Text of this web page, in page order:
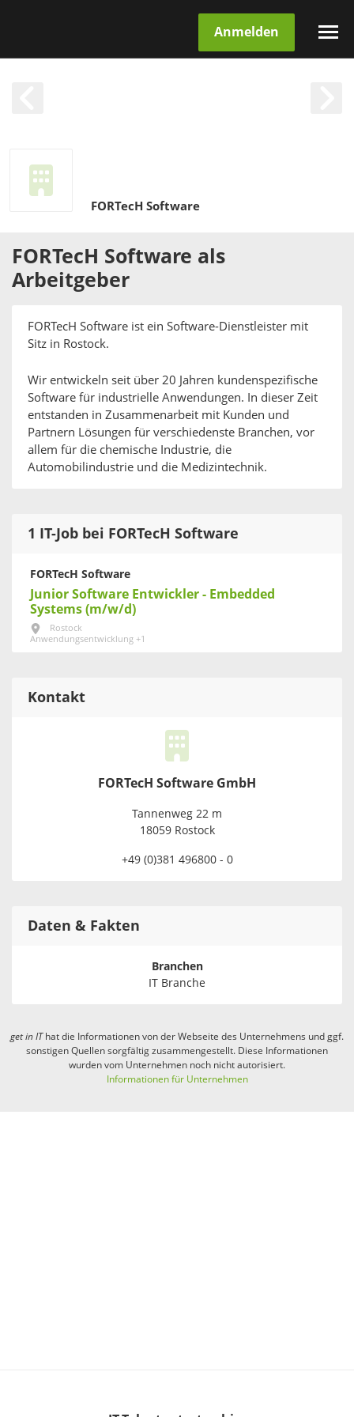
Anmelden
FORTecH Software
FORTecH Software als
Arbeitgeber
FORTecH Software ist ein Software-Dienstleister mit
Sitz in Rostock.
Wir entwickeln seit über 20 Jahren kundenspezifische
Software für industrielle Anwendungen. In dieser Zeit
entstanden in Zusammenarbeit mit Kunden und
Partnern Lösungen für verschiedenste Branchen, vor
allem für die chemische Industrie, die
Automobilindustrie und die Medizintechnik.
1 IT-Job bei FORTecH Software
FORTecH Software
Junior Software Entwickler - Embedded
Systems (m/w/d)
Rostock
Anwendungsentwicklung +1
Kontakt
FORTecH Software GmbH
Tannenweg 22 m
18059 Rostock
+49 (0)381 496800 - 0
Daten & Fakten
Branchen
IT Branche
get in IThat die Informationen von der Webseite des Unternehmens und ggf.
sonstigen Quellen sorgfältig zusammengestellt. Diese Informationen
wurden vom Unternehmen noch nicht autorisiert.
Informationen für Unternehmen